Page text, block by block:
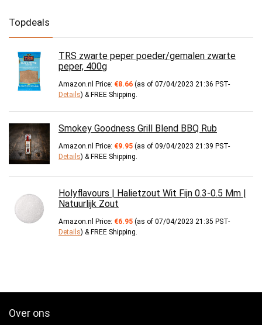
Topdeals
TRS zwarte peper poeder/gemalen zwarte
peper, 400g
Amazon.nl Price: €8.66 (as of 07/04/2023 21:36 PST-
Details) & FREE Shipping.
Smokey Goodness Grill Blend BBQ Rub
Amazon.nl Price: €9.95 (as of 09/04/2023 21:39 PST-
Details) & FREE Shipping.
Holyflavours | Halietzout Wit Fijn 0.3-0.5 Mm |
Natuurlijk Zout
Amazon.nl Price: €6.95 (as of 07/04/2023 21:35 PST-
Details) & FREE Shipping.
Over ons